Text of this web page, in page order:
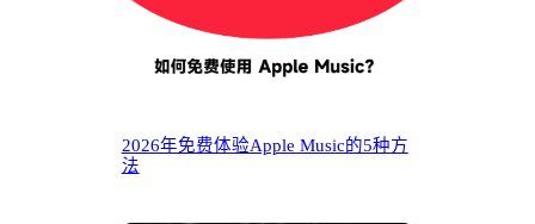
2026年免费体验Apple Music的5种方
法